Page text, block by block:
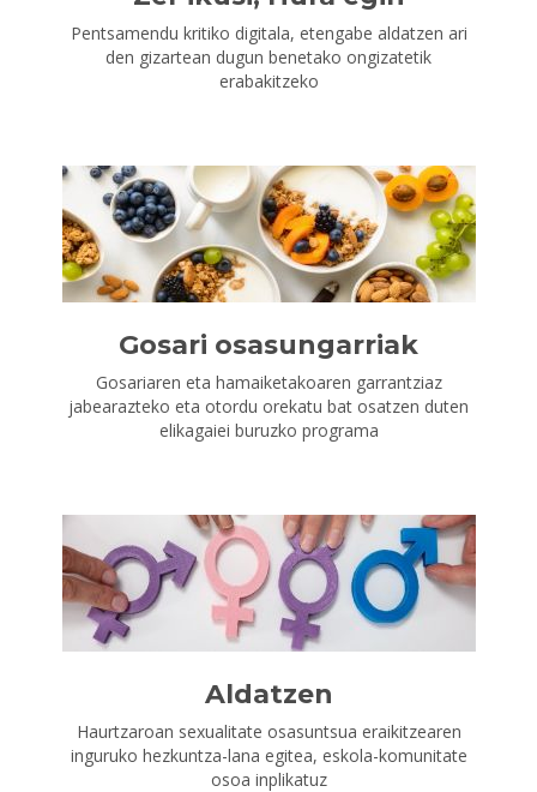
Pentsamendu kritiko digitala, etengabe aldatzen ari
den gizartean dugun benetako ongizatetik
erabakitzeko
Gosari osasungarriak
Gosariaren eta hamaiketakoaren garrantziaz
jabearazteko eta otordu orekatu bat osatzen duten
elikagaiei buruzko programa
Aldatzen
Haurtzaroan sexualitate osasuntsua eraikitzearen
inguruko hezkuntza-lana egitea, eskola-komunitate
osoa inplikatuz